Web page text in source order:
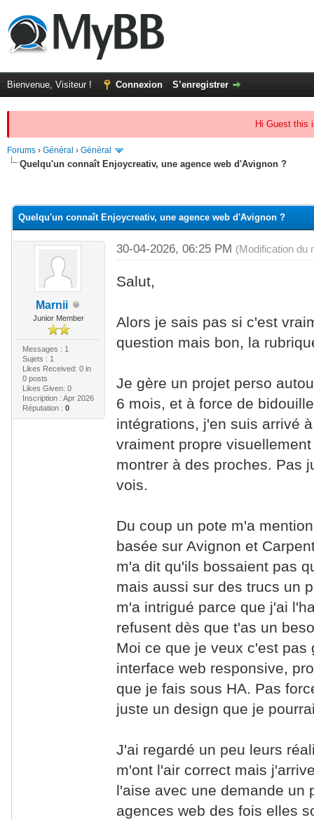
Bienvenue, Visiteur ! Connexion S’enregistrer
Hi Guest this
Forums › Général › Général
Quelqu'un connaît Enjoycreativ, une agence web d'Avignon ?
Quelqu'un connaît Enjoycreativ, une agence web d'Avignon ?
Marnii
Junior Member
Messages : 1
Sujets : 1
Likes Received: 0in
0 posts
Likes Given: 0
Inscription : Apr 2026
Réputation : 0
30-04-2026, 06:25 PM (Modification du
Salut,
Alors je sais pas si c'est
question mais bon, la
Je gère un projet perso
6 mois, et à force de
intégrations, j'en suis arrivé
vraiment propre
montrer à des proches. Pas
vois.
Du coup un pote m'a
basée sur Avignon et
m'a dit qu'ils bossaient pas
mais aussi sur des trucs un
m'a intrigué parce que j'ai
refusent dès que t'as un
Moi ce que je veux c'est
interface web responsive,
que je fais sous HA. Pas
juste un design que je
J'ai regardé un peu leurs
m'ont l'air correct mais
l'aise avec une demande un
agences web des fois elles